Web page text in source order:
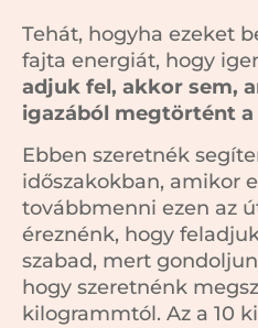
Tehát, hogyha ezeket
fajta energiát, hogy
adjuk fel, akkor sem,
igazából megtörtént a
Ebben szeretnék
időszakokban, amikor
továbbmenni ezen az
éreznénk, hogy
szabad, mert
hogy szeretnénk
kilogrammtól. Az a 10